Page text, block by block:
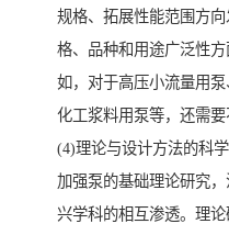
规格、拓展性能范围方
格、品种和用途广泛性
如，对于高压小流量用
化工浆料用泵等，还需要
(4)理论与设计方法的科
加强泵的基础理论研究
兴学科的相互渗透。理